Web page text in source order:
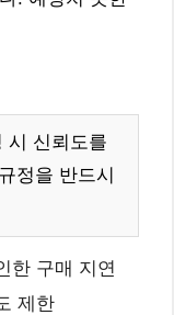
시 신뢰도를
정을 반드시
한 구매 지연
제한